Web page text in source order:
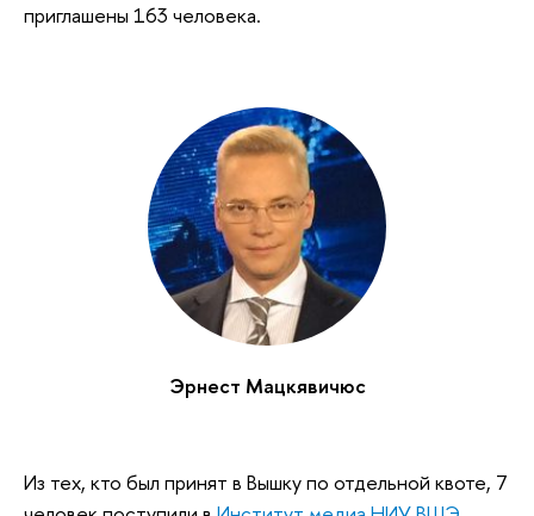
приглашены 163 человека.
Эрнест Мацкявичюс
Из тех, кто был принят в Вышку по отдельной квоте, 7